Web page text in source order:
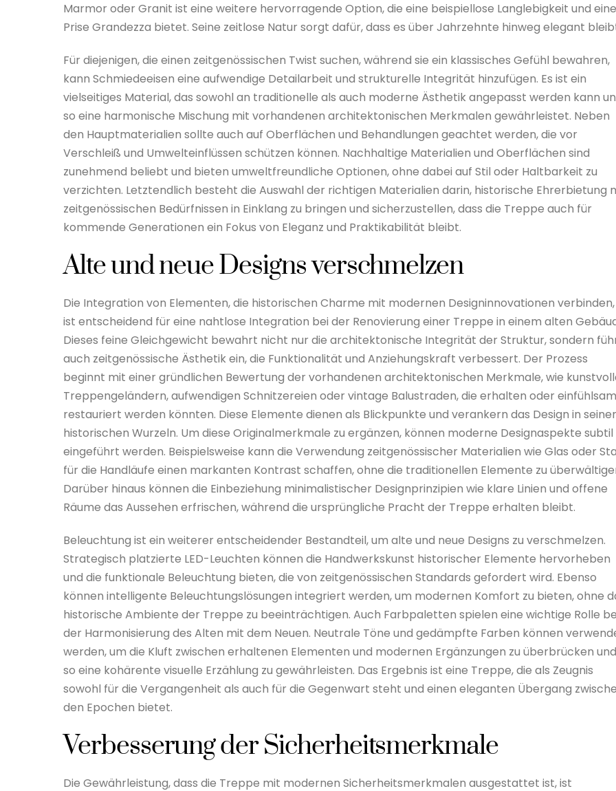
Marmor oder Granit ist eine weitere hervorragende Option, die eine beispiellose Langlebigkeit und eine
Prise Grandezza bietet. Seine zeitlose Natur sorgt dafür, dass es über Jahrzehnte hinweg elegant
Für diejenigen, die einen zeitgenössischen Twist suchen, während sie ein klassisches Gefühl bewahren,
kann Schmiedeeisen eine aufwendige Detailarbeit und strukturelle Integrität hinzufügen. Es ist ein
vielseitiges Material, das sowohl an traditionelle als auch moderne Ästhetik angepasst werden kann
so eine harmonische Mischung mit vorhandenen architektonischen Merkmalen gewährleistet. Neben
den Hauptmaterialien sollte auch auf Oberflächen und Behandlungen geachtet werden, die vor
Verschleiß und Umwelteinflüssen schützen können. Nachhaltige Materialien und Oberflächen sind
zunehmend beliebt und bieten umweltfreundliche Optionen, ohne dabei auf Stil oder Haltbarkeit zu
verzichten. Letztendlich besteht die Auswahl der richtigen Materialien darin, historische Ehrerbietung
zeitgenössischen Bedürfnissen in Einklang zu bringen und sicherzustellen, dass die Treppe auch für
kommende Generationen ein Fokus von Eleganz und Praktikabilität bleibt.
Alte und neue Designs verschmelzen
Die Integration von Elementen, die historischen Charme mit modernen Designinnovationen verbinden,
ist entscheidend für eine nahtlose Integration bei der Renovierung einer Treppe in einem alten
Dieses feine Gleichgewicht bewahrt nicht nur die architektonische Integrität der Struktur, sondern
auch zeitgenössische Ästhetik ein, die Funktionalität und Anziehungskraft verbessert. Der Prozess
beginnt mit einer gründlichen Bewertung der vorhandenen architektonischen Merkmale, wie
Treppengeländern, aufwendigen Schnitzereien oder vintage Balustraden, die erhalten oder einfühlsam
restauriert werden könnten. Diese Elemente dienen als Blickpunkte und verankern das Design in
historischen Wurzeln. Um diese Originalmerkmale zu ergänzen, können moderne Designaspekte subtil
eingeführt werden. Beispielsweise kann die Verwendung zeitgenössischer Materialien wie Glas oder
für die Handläufe einen markanten Kontrast schaffen, ohne die traditionellen Elemente zu
Darüber hinaus können die Einbeziehung minimalistischer Designprinzipien wie klare Linien und offene
Räume das Aussehen erfrischen, während die ursprüngliche Pracht der Treppe erhalten bleibt.
Beleuchtung ist ein weiterer entscheidender Bestandteil, um alte und neue Designs zu verschmelzen.
Strategisch platzierte LED-Leuchten können die Handwerkskunst historischer Elemente hervorheben
und die funktionale Beleuchtung bieten, die von zeitgenössischen Standards gefordert wird. Ebenso
können intelligente Beleuchtungslösungen integriert werden, um modernen Komfort zu bieten, ohne
historische Ambiente der Treppe zu beeinträchtigen. Auch Farbpaletten spielen eine wichtige Rolle
der Harmonisierung des Alten mit dem Neuen. Neutrale Töne und gedämpfte Farben können
werden, um die Kluft zwischen erhaltenen Elementen und modernen Ergänzungen zu überbrücken und
so eine kohärente visuelle Erzählung zu gewährleisten. Das Ergebnis ist eine Treppe, die als Zeugnis
sowohl für die Vergangenheit als auch für die Gegenwart steht und einen eleganten Übergang
den Epochen bietet.
Verbesserung der Sicherheitsmerkmale
Die Gewährleistung, dass die Treppe mit modernen Sicherheitsmerkmalen ausgestattet ist, ist